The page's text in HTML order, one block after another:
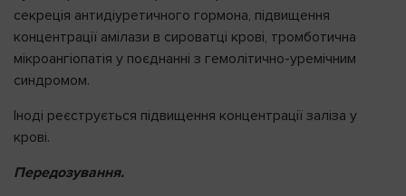
секреція антидіуретичного гормона, підвищення
концентрації амілази в сироватці крові, тромботична
мікроангіопатія у поєднанні з гемолітично-уремічним
синдромом.
Іноді реєструється підвищення концентрації заліза у
крові.
Передозування.